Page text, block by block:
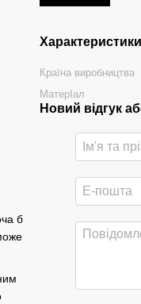
б
Характеристики
Країна виробництва
МатерІал
Новий відгук